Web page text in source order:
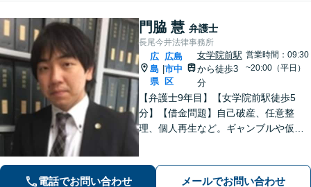
門脇 慧 弁護士
長尾今井法律事務所
広
島
県
|
広島
市中
区
女学院前駅
から徒歩3
分
営業時間：09:30
~20:00（平日）
【弁護士9年目】【女学院前駅徒歩5
分】【借金問題】自己破産、任意整
理、個人再生など。ギャンブルや仮想
などご相談ください【夜間土日祝相談
電話でお問い合わせ メールでお問い合わせ